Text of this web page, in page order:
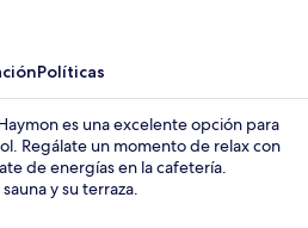
Políticas
es una excelente opción para
Regálate un momento de relax con
de energías en la cafetería.
y su terraza.